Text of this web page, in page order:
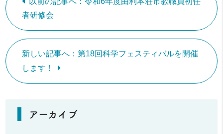
者研修会
新しい記事へ：第18回科学フェスティバルを開催
します！
アーカイブ